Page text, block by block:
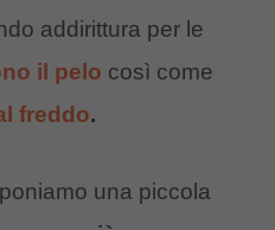
addirittura per le
il pelo così come
freddo.
una piccola